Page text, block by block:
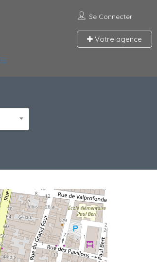
Se Connecter
Votre agence